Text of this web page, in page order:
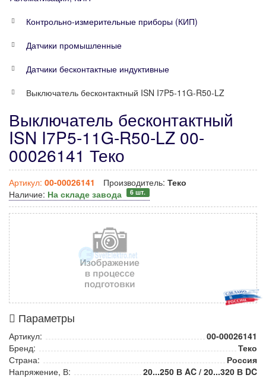
Контрольно-измерительные приборы (КИП)
Датчики промышленные
Датчики бесконтактные индуктивные
Выключатель бесконтактный ISN I7P5-11G-R50-LZ
Выключатель бесконтактный
ISN I7P5-11G-R50-LZ 00-
00026141 Теко
Артикул: 00-00026141 Производитель: Теко
Наличие: На складе завода 6 шт.
Параметры
Артикул:
00-00026141
Бренд:
Теко
Страна:
Россия
Напряжение, В:
20...250 В AC / 20...320 В DC